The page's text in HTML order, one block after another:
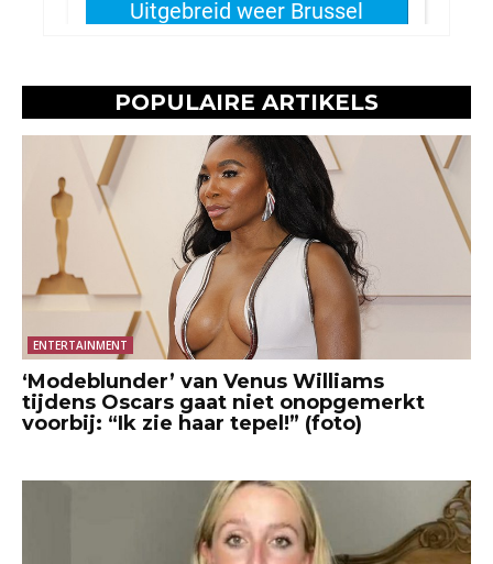
POPULAIRE ARTIKELS
ENTERTAINMENT
‘Modeblunder’ van Venus Williams
tijdens Oscars gaat niet onopgemerkt
voorbij: “Ik zie haar tepel!” (foto)